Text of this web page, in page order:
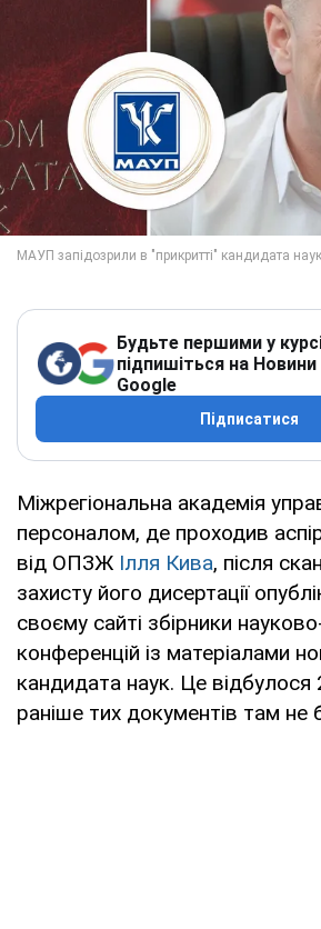
Будьте першими у
підпишіться на Новини
Google
Підписатися
Міжрегіональна академія
персоналом, де проходив
від ОПЗЖ Ілля Кива, після
захисту його дисертації
своєму сайті збірники
конференцій із матеріалами
кандидата наук. Це відбулося
раніше тих документів там не